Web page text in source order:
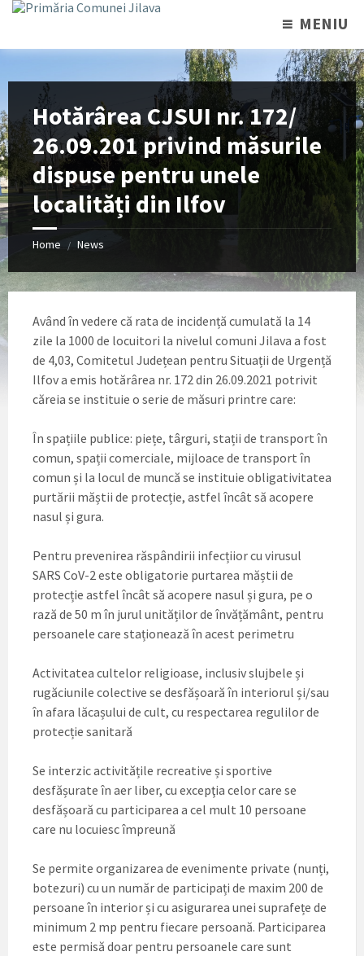
MENIU
Hotărârea CJSUI nr. 172/
26.09.201 privind măsurile
dispuse pentru unele
localități din Ilfov
Home / News
Având în vedere că rata de incidență cumulată la 14
zile la 1000 de locuitori la nivelul comuni Jilava a fost
de 4,03, Comitetul Județean pentru Situații de Urgență
Ilfov a emis hotărârea nr. 172 din 26.09.2021 potrivit
căreia se instituie o serie de măsuri printre care:
În spațiile publice: piețe, târguri, stații de transport în
comun, spații comerciale, mijloace de transport în
comun și la locul de muncă se instituie obligativitatea
purtării măștii de protecție, astfel încât să acopere
nasul și gura.
Pentru prevenirea răspândirii infecțiior cu virusul
SARS CoV-2 este obligatorie purtarea măștii de
protecție astfel încât să acopere nasul și gura, pe o
rază de 50 m în jurul unităților de învățământ, pentru
persoanele care staționează în acest perimetru
Activitatea cultelor religioase, inclusiv slujbele și
rugăciunile colective se desfășoară în interiorul și/sau
în afara lăcașului de cult, cu respectarea regulilor de
protecție sanitară
Se interzic activitățile recreative și sportive
desfășurate în aer liber, cu excepţia celor care se
desfășoară cu participarea a cel mult 10 persoane
care nu locuiesc împreună
Se permite organizarea de evenimente private (nunți,
botezuri) cu un număr de participați de maxim 200 de
persoane în interior și cu asigurarea unei suprafețe de
minimum 2 mp pentru fiecare persoană. Participarea
este permisă doar pentru persoanele care sunt